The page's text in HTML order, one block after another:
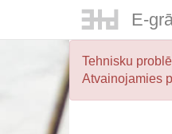
E-
Tehnisku
Atvainojamies